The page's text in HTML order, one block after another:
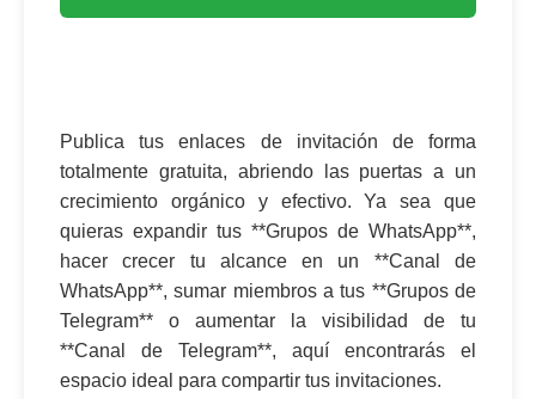
Publica tus enlaces de invitación de forma
totalmente gratuita, abriendo las puertas a un
crecimiento orgánico y efectivo. Ya sea que
quieras expandir tus **Grupos de WhatsApp**,
hacer crecer tu alcance en un **Canal de
WhatsApp**, sumar miembros a tus **Grupos de
Telegram** o aumentar la visibilidad de tu
**Canal de Telegram**, aquí encontrarás el
espacio ideal para compartir tus invitaciones.